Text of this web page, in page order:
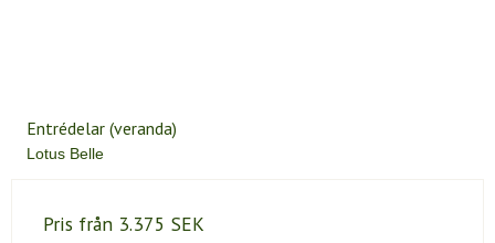
Entrédelar (veranda)
Lotus Belle
Pris från 3.375 SEK